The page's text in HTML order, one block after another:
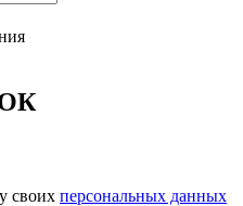
своих персональных данных